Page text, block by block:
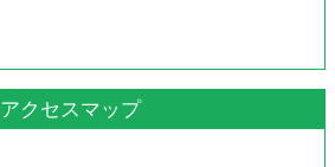
アクセスマップ